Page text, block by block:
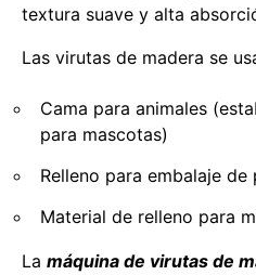
textura suave y alta
Las virutas de madera se
Cama para animales
para mascotas)
Relleno para embalaje
Material de relleno para
La máquina de virutas de